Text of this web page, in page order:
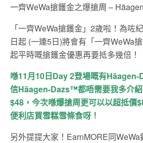
一齊WeWa搶鑊金之爆搶周 –
「一齊WeWa搶鑊金」2歲啦！為咗
日起 (一連5日)將會有「一齊WeWa
起平時嘅搶鑊金優惠再要抵多幾倍！
喺11月10日Day 2登場嘅有
信Häagen-Dazs™都唔需要我多介
$48，今次喺爆搶周更可以以超抵價
便利店買雪糕雪條食呀！
另外提提大家！EarnMORE同WeWa